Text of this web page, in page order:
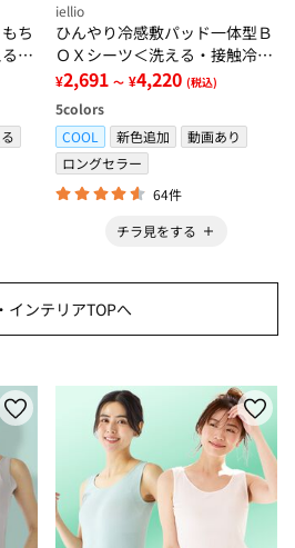
ち
ラ
触
iellio
ひんやり冷感敷パッド一体型Ｂ
ＯＸシーツ＜洗える・接触冷
感・抗菌防臭・時短・家事楽・
ボックスシーツ・寝苦しさ対策
＞
¥2,691 ～ ¥4,220 (税込)
5colors
COOL
新色追加
動画あり
ロングセラー
64件
チラ見をする
インテリアTOPへ